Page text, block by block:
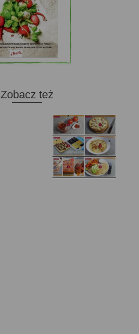
Zobacz też
Domowy ketchup (bez
cukru)
Tarta francuska z
cebulą i pomidorem
Domowe żelki
Zupa kurkowa z
selerem i pietruszką